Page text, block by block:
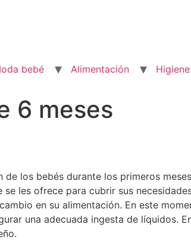
bebé Alimentación
6 meses
de los bebés durante los primeros
les ofrece para cubrir sus
en su alimentación. En este
una adecuada ingesta de líquidos.